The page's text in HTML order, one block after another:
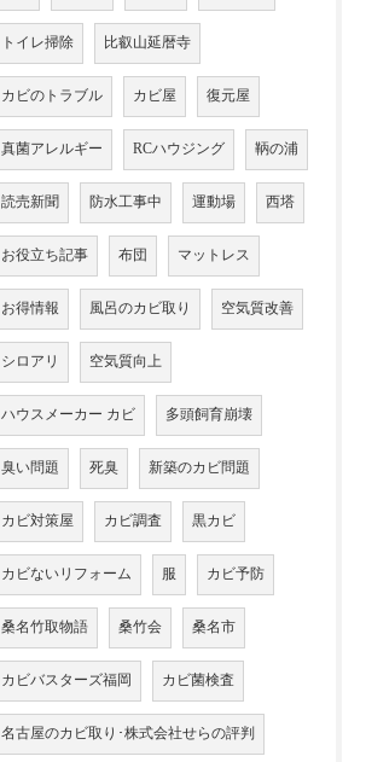
トイレ掃除 比叡山延暦寺
カビのトラブル カビ屋 復元屋
真菌アレルギー RCハウジング 鞆の浦
読売新聞 防水工事中 運動場 西塔
お役立ち記事 布団 マットレス
お得情報 風呂のカビ取り 空気質改善
シロアリ 空気質向上
ハウスメーカー カビ 多頭飼育崩壊
臭い問題 死臭 新築のカビ問題
カビ対策屋 カビ調査 黒カビ
カビないリフォーム 服 カビ予防
桑名竹取物語 桑竹会 桑名市
カビバスターズ福岡 カビ菌検査
名古屋のカビ取り･株式会社せらの評判